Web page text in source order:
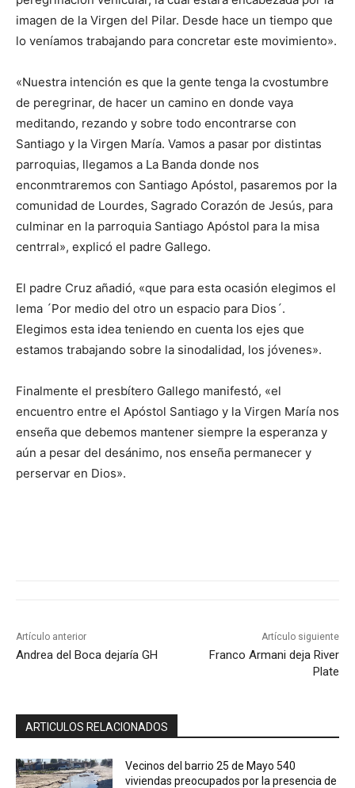
imagen de la Virgen del Pilar. Desde hace un tiempo que
lo veníamos trabajando para concretar este movimiento».
«Nuestra intención es que la gente tenga la cvostumbre
de peregrinar, de hacer un camino en donde vaya
meditando, rezando y sobre todo encontrarse con
Santiago y la Virgen María. Vamos a pasar por distintas
parroquias, llegamos a La Banda donde nos
enconmtraremos con Santiago Apóstol, pasaremos por la
comunidad de Lourdes, Sagrado Corazón de Jesús, para
culminar en la parroquia Santiago Apóstol para la misa
centrral», explicó el padre Gallego.
El padre Cruz añadió, «que para esta ocasión elegimos el
lema ´Por medio del otro un espacio para Dios´.
Elegimos esta idea teniendo en cuenta los ejes que
estamos trabajando sobre la sinodalidad, los jóvenes».
Finalmente el presbítero Gallego manifestó, «el
encuentro entre el Apóstol Santiago y la Virgen María nos
enseña que debemos mantener siempre la esperanza y
aún a pesar del desánimo, nos enseña permanecer y
perservar en Dios».
Artículo anterior
Andrea del Boca dejaría GH
Artículo siguiente
Franco Armani deja River
Plate
ARTICULOS RELACIONADOS
Vecinos del barrio 25 de Mayo 540
viviendas preocupados por la presencia de